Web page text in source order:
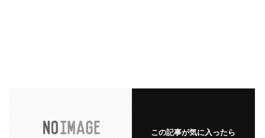
この記事が気に入ったら